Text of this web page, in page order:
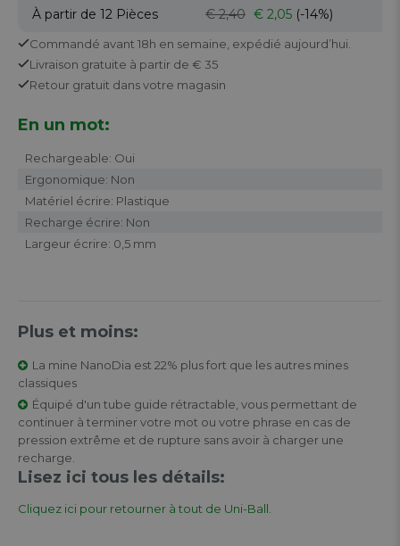
À partir de 12 Pièces € 2,40 € 2,05 (-14%)
Commandé avant 18h en semaine, expédié aujourd’hui.
Livraison gratuite à partir de € 35
Retour gratuit dans votre magasin
En un mot:
Rechargeable: Oui
Ergonomique: Non
Matériel écrire: Plastique
Recharge écrire: Non
Largeur écrire: 0,5 mm
Plus et moins:
La mine NanoDia est 22% plus fort que les autres mines
classiques
Équipé d'un tube guide rétractable, vous permettant de
continuer à terminer votre mot ou votre phrase en cas de
pression extrême et de rupture sans avoir à charger une
recharge.
Lisez ici tous les détails:
Cliquez ici pour retourner à tout de Uni-Ball.